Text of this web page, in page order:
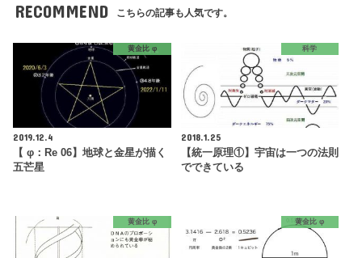
RECOMMEND こちらの記事も人気です。
黄金比 φ
2019.12.4
【 φ：Re 06】地球と金星が描く
五芒星
科学
2018.1.25
【統一原理①】宇宙は一つの法則
でできている
黄金比 φ 黄金比 φ